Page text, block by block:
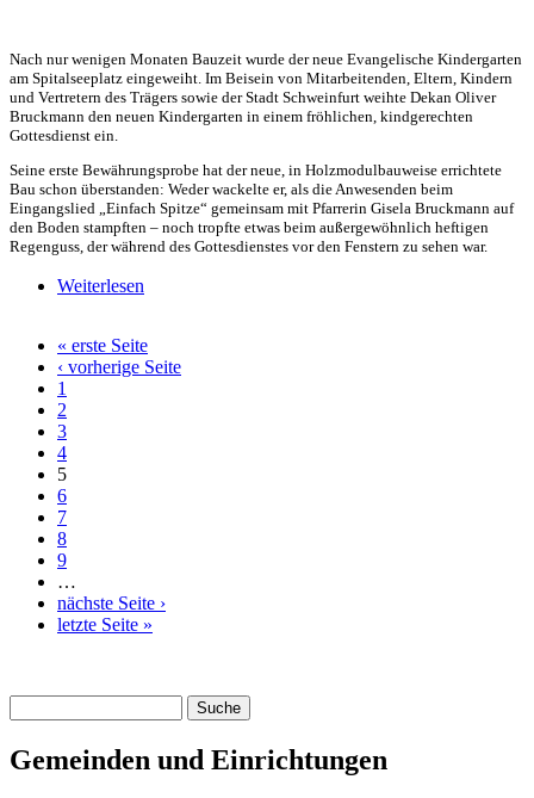
Nach nur wenigen Monaten Bauzeit wurde der neue Evangelische Kindergarten
am Spitalseeplatz eingeweiht. Im Beisein von Mitarbeitenden, Eltern, Kindern
und Vertretern des Trägers sowie der Stadt Schweinfurt weihte Dekan Oliver
Bruckmann den neuen Kindergarten in einem fröhlichen, kindgerechten
Gottesdienst ein.
Seine erste Bewährungsprobe hat der neue, in Holzmodulbauweise errichtete
Bau schon überstanden: Weder wackelte er, als die Anwesenden beim
Eingangslied „Einfach Spitze“ gemeinsam mit Pfarrerin Gisela Bruckmann auf
den Boden stampften – noch tropfte etwas beim außergewöhnlich heftigen
Regenguss, der während des Gottesdienstes vor den Fenstern zu sehen war.
Weiterlesen
Seiten« erste Seite
‹ vorherige Seite
1
2
3
4
5
6
7
8
9
…
nächste Seite ›
letzte Seite »
Gemeinden und Einrichtungen